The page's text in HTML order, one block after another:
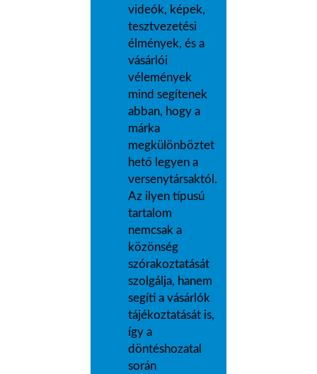
videók, képek,
tesztvezetési
élmények, és a
vásárlói
vélemények
mind segítenek
abban, hogy a
márka
megkülönböztet
hető legyen a
versenytársaktól.
Az ilyen típusú
tartalom
nemcsak a
közönség
szórakoztatását
szolgálja, hanem
segíti a vásárlók
tájékoztatását is,
így a
döntéshozatal
során